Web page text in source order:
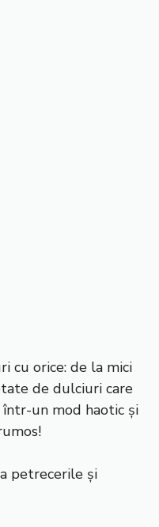
cu orice: de la mici
de dulciuri care
un mod haotic și
petrecerile și